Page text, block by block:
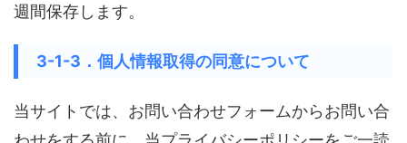
週間保存します。
3-1-3．個人情報取得の同意について
当サイトでは、お問い合わせフォームからお問い合